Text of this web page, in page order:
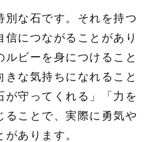
別な石です。それを持つ
信につながることがあり
ルビーを身につけること
きな気持ちになれること
が守ってくれる」「力を
ることで、実際に勇気や
あります。